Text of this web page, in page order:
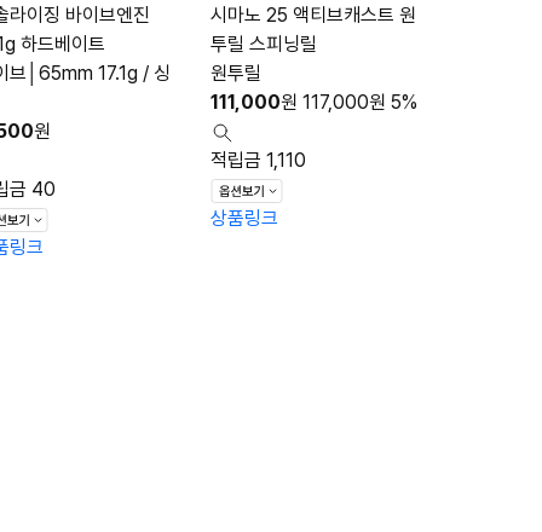
라이징 바이브엔진
하드베이트
브│65mm 17.1g / 싱
원
금 40
링크
시마노 25 액티브캐스트 원
투릴 스피닝릴
원투릴
111,000원 117,000원 5%
적립금 1,110
상품링크